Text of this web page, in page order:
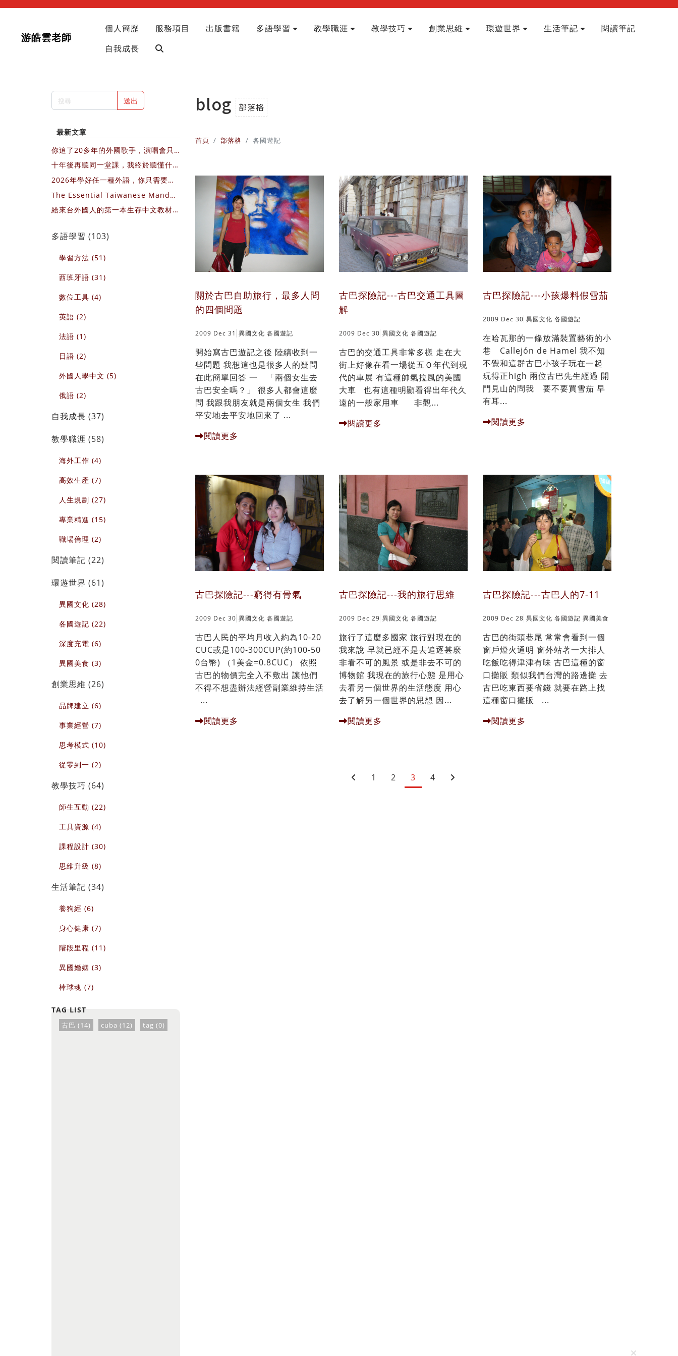
游皓雲老師
個人簡歷 服務項目 出版書籍 多語學習 教學職涯 教學技巧 創業思維 環遊世界 生活筆記
閱讀筆記
自我成長
送出
最新文章
你追了20多年的外國歌手，演唱會只
會在歐美國家開，你會飛過去，還是繼
續等？
十年後再聽同一堂課，我終於聽懂什麼
叫不費力的教出影響力
2026年學好任一種外語，你只需要每
天3個10分鐘，圖文＋影片直接做給你
看
The Essential Taiwanese Mandar
in Textbook for Newcomers (Engl
ish Version)
給來台外國人的第一本生存中文教材：
多語學習 (103)
學習方法 (51)
西班牙語 (31)
數位工具 (4)
英語 (2)
法語 (1)
日語 (2)
外國人學中文 (5)
俄語 (2)
自我成長 (37)
教學職涯 (58)
海外工作 (4)
高效生產 (7)
人生規劃 (27)
專業精進 (15)
職場倫理 (2)
閱讀筆記 (22)
環遊世界 (61)
異國文化 (28)
各國遊記 (22)
深度充電 (6)
異國美食 (3)
創業思維 (26)
品牌建立 (6)
事業經營 (7)
思考模式 (10)
從零到一 (2)
教學技巧 (64)
師生互動 (22)
工具資源 (4)
課程設計 (30)
思維升級 (8)
生活筆記 (34)
養狗經 (6)
身心健康 (7)
階段里程 (11)
異國婚姻 (3)
棒球魂 (7)
古巴 (14) cuba (12) tag (0)
blog 部落格
首頁 部落格 各國遊記
關於古巴自助旅行，最多人問
的四個問題
2009 Dec 31 異國文化 各國遊記
開始寫古巴遊記之後 陸續收到一
些問題 我想這也是很多人的疑問
在此簡單回答 一 「兩個女生去
古巴安全嗎？」 很多人都會這麼
問 我跟我朋友就是兩個女生 我們
平安地去平安地回來了 ...
閱讀更多
古巴探險記---古巴交通工具圖
解
2009 Dec 30 異國文化 各國遊記
古巴的交通工具非常多樣 走在大
街上好像在看一場從五Ｏ年代到現
代的車展 有這種帥氣拉風的美國
大車 也有這種明顯看得出年代久
遠的一般家用車 非觀...
閱讀更多
古巴探險記---小孩爆料假雪茄
2009 Dec 30 異國文化 各國遊記
在哈瓦那的一條放滿裝置藝術的小
巷 Callejón de Hamel 我不知
不覺和這群古巴小孩子玩在一起
玩得正high 兩位古巴先生經過 開
門見山的問我 要不要買雪茄 早
有耳...
閱讀更多
古巴探險記---窮得有骨氣
2009 Dec 30 異國文化 各國遊記
古巴人民的平均月收入約為10-20
CUC或是100-300CUP(約100-50
0台幣) （1美金=0.8CUC） 依照
古巴的物價完全入不敷出 讓他們
不得不想盡辦法經營副業維持生活
...
閱讀更多
古巴探險記---我的旅行思維
2009 Dec 29 異國文化 各國遊記
旅行了這麼多國家 旅行對現在的
我來說 早就已經不是去追逐甚麼
非看不可的風景 或是非去不可的
博物館 我現在的旅行心態 是用心
去看另一個世界的生活態度 用心
去了解另一個世界的思想 因...
閱讀更多
古巴探險記---古巴人的7-11
2009 Dec 28 異國文化 各國遊記 異國美食
古巴的街頭巷尾 常常會看到一個
窗戶燈火通明 窗外站著一大排人
吃飯吃得津津有味 古巴這種的窗
口攤販 類似我們台灣的路邊攤 去
古巴吃東西要省錢 就要在路上找
這種窗口攤販 ...
閱讀更多
1 2 3 4